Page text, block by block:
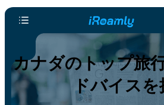
カナダのトップ旅
ドバイスを